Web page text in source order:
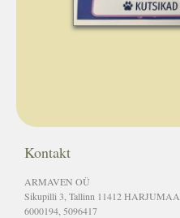
Kontakt
ARMAVEN OÜ
Sikupilli 3, Tallinn 11412 HARJUMAA
6000194, 5096417